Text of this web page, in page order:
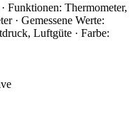
Funktionen: Thermometer,
· Gemessene Werte:
Luftgüte · Farbe: